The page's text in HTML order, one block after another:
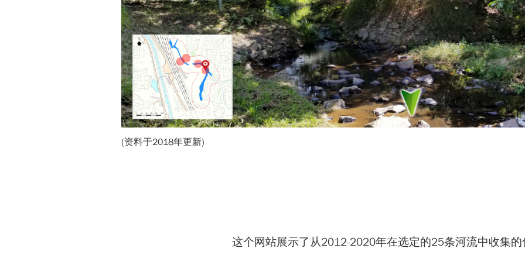
(资料于2018年更新)
这个网站展示了从2012-2020年在选定的25条河流中收集的